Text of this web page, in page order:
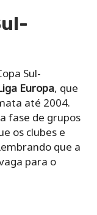
Sul-
Europa, que
até 2004.
fase de grupos
os clubes e
que a
para o